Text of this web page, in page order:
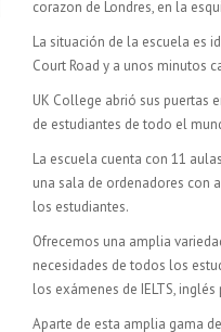
corazon de Londres, en la
La situación de la escuela es
Court Road y a unos minutos
UK College abrió sus puertas
de estudiantes de todo el
La escuela cuenta con 11
una sala de ordenadores con
los estudiantes.
Ofrecemos una amplia
necesidades de todos los
los exámenes de IELTS,
Aparte de esta amplia gama